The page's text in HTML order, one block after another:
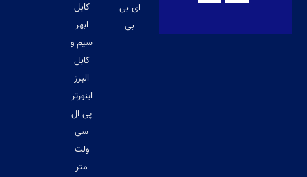
ای بی
بی
کابل
ابهر
سیم و
کابل
البرز
اینورتر
پی ال
سی
ولت
متر